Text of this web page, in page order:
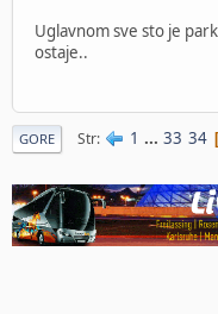
Uglavnom sve sto je
ostaje..
GORE Str 1 ... 33 34